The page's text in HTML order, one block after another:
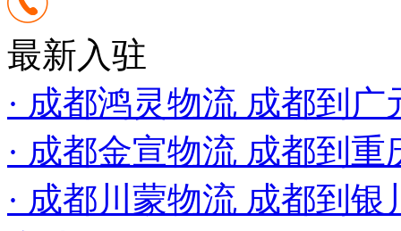
最新入驻
· 成都鸿灵物流 成都到
· 成都金宣物流 成都到重
· 成都川蒙物流 成都到